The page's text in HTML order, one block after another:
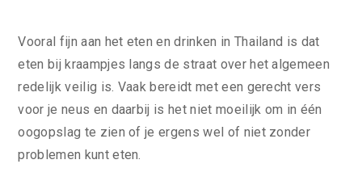
Vooral fijn aan het eten en drinken in Thailand is dat
eten bij kraampjes langs de straat over het algemeen
redelijk veilig is. Vaak bereidt met een gerecht vers
voor je neus en daarbij is het niet moeilijk om in één
oogopslag te zien of je ergens wel of niet zonder
problemen kunt eten.